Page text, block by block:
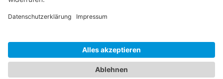
Rollschwanzleguane im Kuba Hotel